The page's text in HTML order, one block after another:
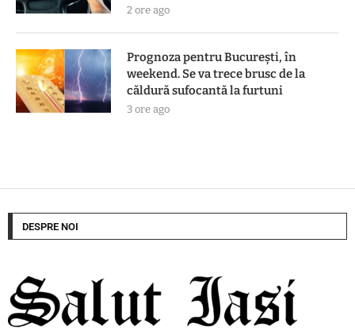
2 ore ago
Prognoza pentru București, în
weekend. Se va trece brusc de la
căldură sufocantă la furtuni
3 ore ago
DESPRE NOI